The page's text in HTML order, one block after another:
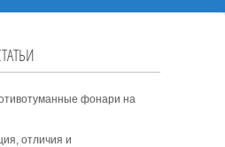
фонари на
отличия и